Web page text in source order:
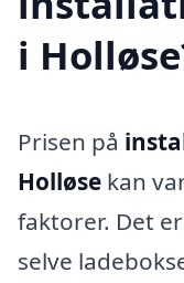
i
Prisen på
Holløse kan
faktorer. Det
selve